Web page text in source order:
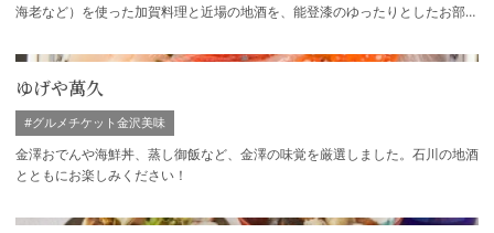
海老など）を使った加賀料理と近場の地酒を、能登漆のゆったりとしたお部屋
ゆげや萬久
金澤おでんや海鮮丼、蒸し御飯など、金澤の味覚を厳選しました。石川の地酒
とともにお楽しみください！
#グルメチケット金沢美味